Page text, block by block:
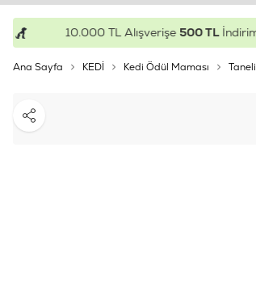
10.000 TL Alışverişe500 TLİndirim
Ana Sayfa KEDİ Kedi Ödül Maması Taneli
Paylaş